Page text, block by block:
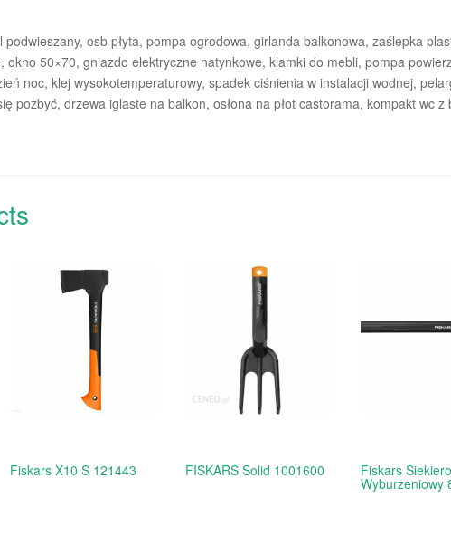
podwieszany, osb płyta, pompa ogrodowa, girlanda balkonowa, zaślepka
okno 50×70, gniazdo elektryczne natynkowe, klamki do mebli, pompa
noc, klej wysokotemperaturowy, spadek ciśnienia w instalacji wodnej,
pozbyć, drzewa iglaste na balkon, osłona na płot castorama, kompakt wc z
Fiskars X10 S 121443 FISKARS Solid 1001600 Fiskars
Wyburzeniowy